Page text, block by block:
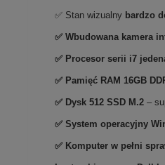
✅ Stan wizualny bardzo
✅ Wbudowana kamera
✅ Procesor serii i7
✅ Pamięć RAM 16GB
✅ Dysk 512 SSD M.2 –
✅System operacyjny
✅ Komputer w pełni